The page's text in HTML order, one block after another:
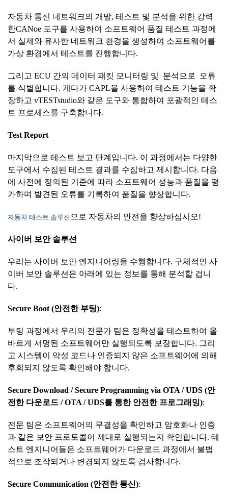
자동차 통신 네트워크의 개발, 테스트 및 분석을 위한 강력
한CANoe 도구를 사용하여 소프트웨어 품질 테스트 과정에
서 실제와 유사한 네트워크 환경을 생성하여 소프트웨어를
가상 환경에서 테스트를 진행합니다.
그리고 ECU 간의 데이터 패킷 모니터링 및 분석으로 오류
를 식별합니다. 게다가 CAPL을 사용하여 테스트 기능을 확
장하고 vTESTstudio와 같은 도구와 통합하여 포괄적인 테스
트 프로세스를 구축합니다.
Test Report
마지막으로 테스트 보고 단계입니다. 이 과정에서는 다양한
도구에서 수집된 테스트 결과를 수집하고 제시합니다. 다음
에 사전에 정의된 기준에 따라 소프트웨어 성능과 품질을 평
가하며 발견된 오류를 기록하여 품질을 향상합니다.
자동차 테스트 솔루션 으로 자동차의 안전을 향상하십시오!
사이버 보안 솔루션
우리는 사이버 보안 엔지니어링을 수행합니다. 구체적인 사
이버 보안 솔루션은 아래에 있는 정보를 통해 분석할 겁니
다.
Secure Boot (안전한 부팅):
부팅 과정에서 우리의 전문가 팀은 정확성을 테스트하여 올
바르게 서명된 소프트웨어만 실행되도록 보장합니다. 그리
고 시스템이 악성 코드나 인증되지 않은 소프트웨어에 의해
후회되지 않도록 확인해야 합니다.
Secure Download / Secure Programming via OTA / UDS (안
전한 다운로드 / OTA / UDS를 통한 안전한 프로그래밍):
전문 팀은 소프트웨어의 무결성을 확인하고 암호화나 인증
과 같은 보안 프로토콜이 제대로 실행되는지 확인합니다. 테
스트 엔지니어들은 소프트웨어가 다운로드 과정에서 불법
적으로 조작되거나 변경되지 않도록 검사합니다.
Secure Communication (안전한 통신):